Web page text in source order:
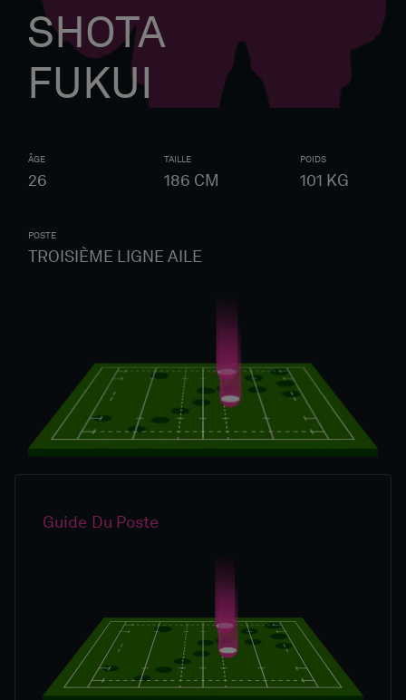
SHOTA
FUKUI
ÂGE
26
TAILLE
186 CM
POIDS
101 KG
POSTE
TROISIÈME LIGNE AILE
Guide Du Poste